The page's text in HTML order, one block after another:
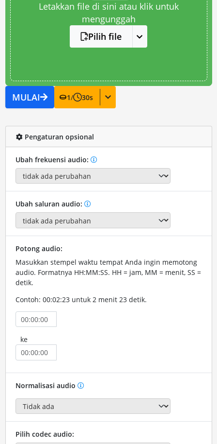
Letakkan file di sini atau klik untuk
mengunggah
Pilih file
MULAI 1/ 30s
Pengaturan opsional
Ubah frekuensi audio:
Ubah saluran audio:
Potong audio:
Masukkan stempel waktu tempat Anda ingin memotong
audio. Formatnya HH:MM:SS. HH = jam, MM = menit, SS =
detik.
Contoh: 00:02:23 untuk 2 menit 23 detik.
ke
Normalisasi audio
Pilih codec audio: